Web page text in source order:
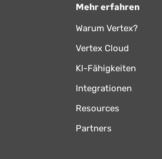
Mehr erfahren
Warum Vertex?
Vertex Cloud
KI-Fähigkeiten
Integrationen
Resources
Partners